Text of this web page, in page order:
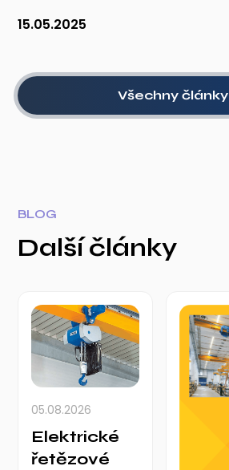
15.05.2025
Všechny články
BLOG
Další články
05.08.2026
Elektrické
řetězové